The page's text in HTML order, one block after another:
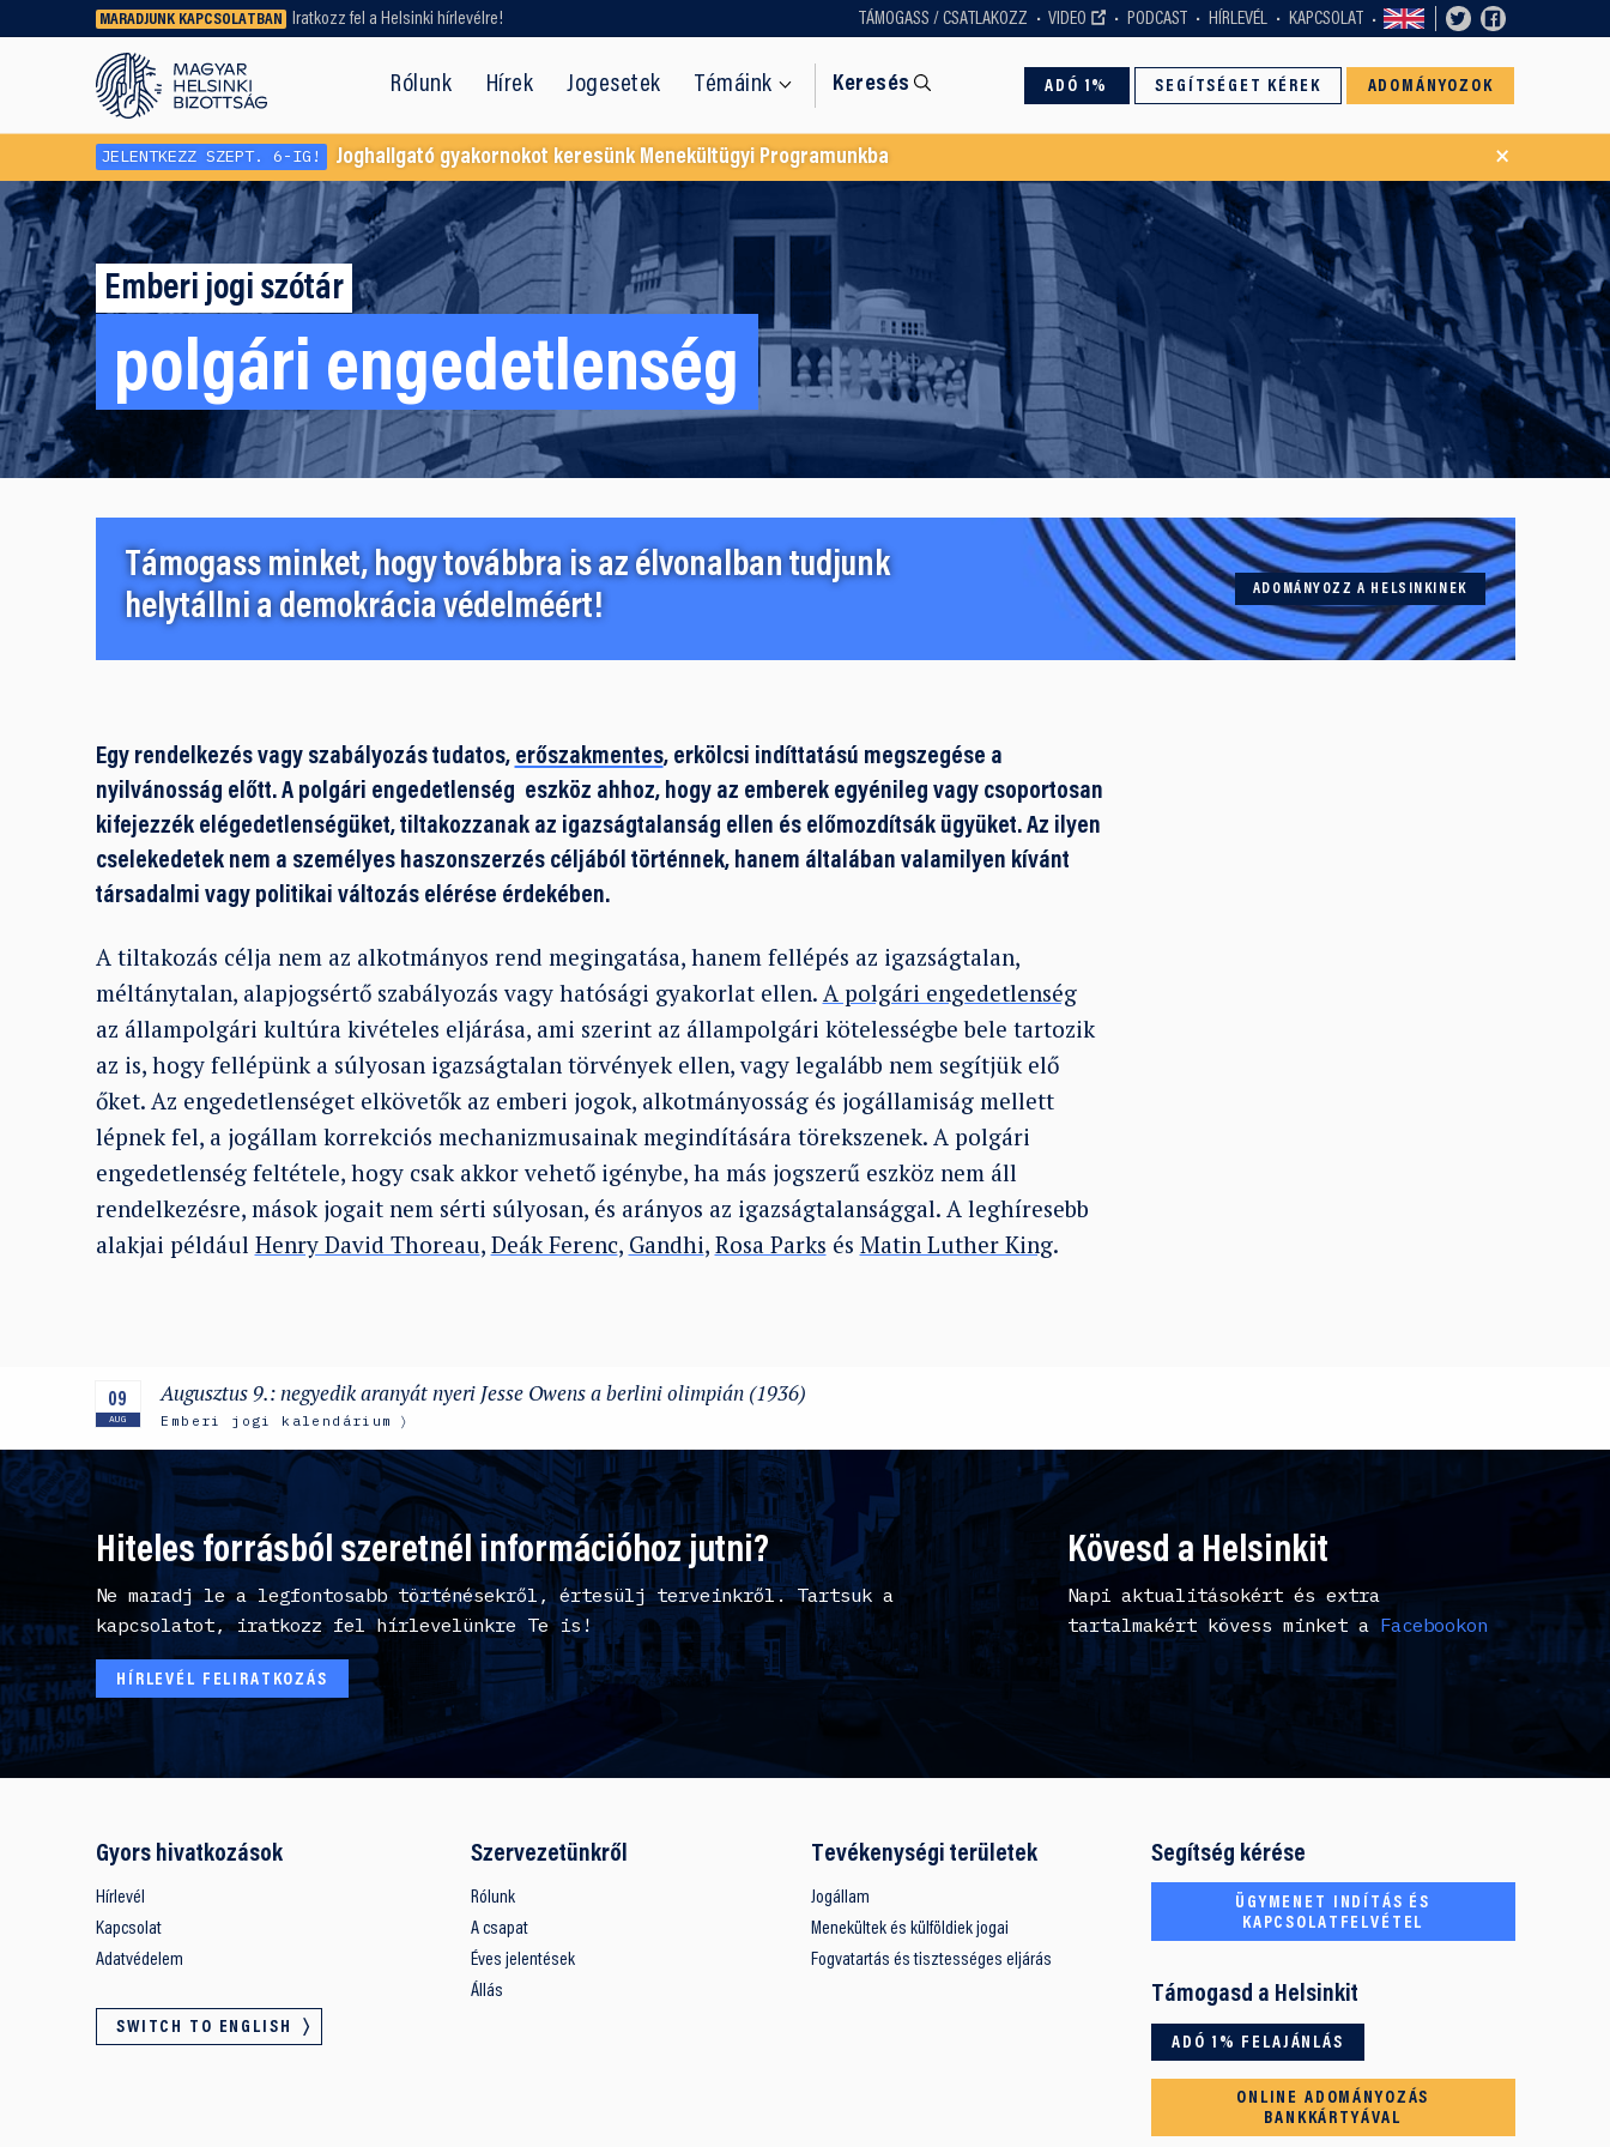
MARADJUNK KAPCSOLATBAN Iratkozz fel a Helsinki hírlevélre! TÁMOGASS / CSATLAKOZZ VIDEO PODCAST HÍRLEVÉL KAPCSOLAT
Rólunk Hírek Jogesetek Témáink Keresés ADÓ 1% SEGÍTSÉGET KÉREK ADOMÁNYOZOK
Régebbi tartalmat vagy
dokumentumot keresel? Használd a
keresőnket!
JELENTKEZZ SZEPT. 6-IG! Joghallgató gyakornokot keresünk Menekültügyi Programunkba ×
Emberi jogi szótár
polgári engedetlenség
Támogass minket, hogy továbbra is az élvonalban tudjunk
helytállni a demokrácia védelméért!
ADOMÁNYOZZ A HELSINKINEK
Egy rendelkezés vagy szabályozás tudatos, erőszakmentes, erkölcsi indíttatású megszegése a
nyilvánosság előtt. A polgári engedetlenség eszköz ahhoz, hogy az emberek egyénileg vagy csoportosan
kifejezzék elégedetlenségüket, tiltakozzanak az igazságtalanság ellen és előmozdítsák ügyüket. Az ilyen
cselekedetek nem a személyes haszonszerzés céljából történnek, hanem általában valamilyen kívánt
társadalmi vagy politikai változás elérése érdekében.
A tiltakozás célja nem az alkotmányos rend megingatása, hanem fellépés az igazságtalan,
méltánytalan, alapjogsértő szabályozás vagy hatósági gyakorlat ellen. A polgári engedetlenség
az állampolgári kultúra kivételes eljárása, ami szerint az állampolgári kötelességbe bele tartozik
az is, hogy fellépünk a súlyosan igazságtalan törvények ellen, vagy legalább nem segítjük elő
őket. Az engedetlenséget elkövetők az emberi jogok, alkotmányosság és jogállamiság mellett
lépnek fel, a jogállam korrekciós mechanizmusainak megindítására törekszenek. A polgári
engedetlenség feltétele, hogy csak akkor vehető igénybe, ha más jogszerű eszköz nem áll
rendelkezésre, mások jogait nem sérti súlyosan, és arányos az igazságtalansággal. A leghíresebb
alakjai például Henry David Thoreau, Deák Ferenc, Gandhi, Rosa Parks és Matin Luther King.
09
AUG
Augusztus 9.: negyedik aranyát nyeri Jesse Owens a berlini olimpián (1936)
Emberi jogi kalendárium
Hiteles forrásból szeretnél információhoz jutni?
Ne maradj le a legfontosabb történésekről, értesülj terveinkről. Tartsuk a
kapcsolatot, iratkozz fel hírlevelünkre Te is!
HÍRLEVÉL FELIRATKOZÁS
Kövesd a Helsinkit
Napi aktualitásokért és extra
tartalmakért kövess minket aFacebookon
Gyors hivatkozások
Hírlevél
Kapcsolat
Adatvédelem
SWITCH TO ENGLISH
Szervezetünkről
Rólunk
A csapat
Éves jelentések
Állás
Tevékenységi területek
Jogállam
Menekültek és külföldiek jogai
Fogvatartás és tisztességes eljárás
Segítség kérése
ÜGYMENET INDÍTÁS ÉS
KAPCSOLATFELVÉTEL
Támogasd a Helsinkit
ADÓ 1% FELAJÁNLÁS
ONLINE ADOMÁNYOZÁS
BANKKÁRTYÁVAL